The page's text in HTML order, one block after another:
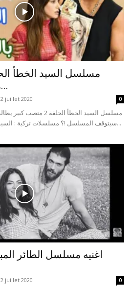
منصب كبير يطالب...
2 juillet 2020 0
مسلسل السيد الخطأ الحلقة 2 منصب كبير يطالب بايقاف المسلسل
سيتوقف المسلسل !؟ مسلسلات تركية : السيد الخطأ الحلقة 2 السيد الخطأ...
2 juillet 2020 0